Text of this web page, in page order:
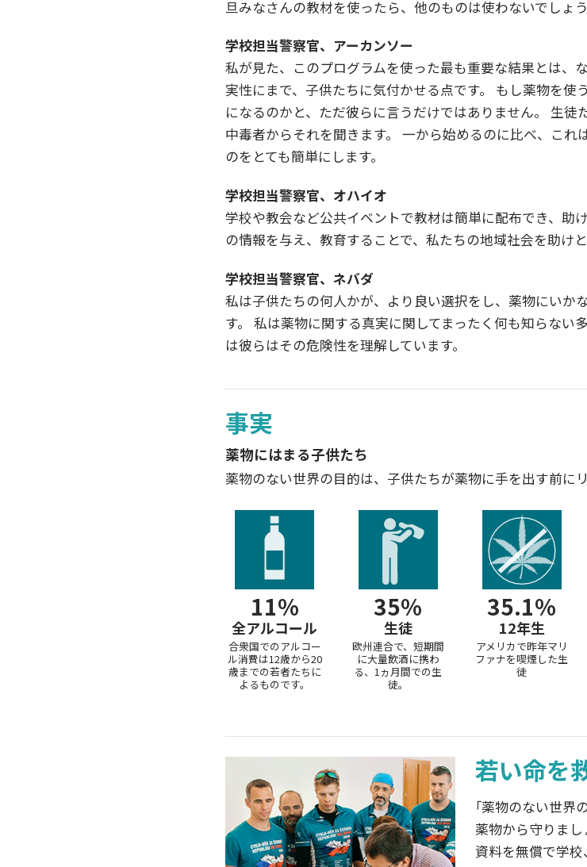
旦みなさんの教材を使ったら、他のものは使わないでしょう
学校担当警察官、アーカンソー
私が見た、このプログラムを使った最も重要な結果とは、
実性にまで、子供たちに気付かせる点です。 もし薬物を使
になるのかと、ただ彼らに言うだけではありません。 生
中毒者からそれを聞きます。 一から始めるのに比べ、こ
のをとても簡単にします。
学校担当警察官、オハイオ
学校や教会など公共イベントで教材は簡単に配布でき、助
の情報を与え、教育することで、私たちの地域社会を助けと
学校担当警察官、ネバダ
私は子供たちの何人かが、より良い選択をし、薬物にいか
す。 私は薬物に関する真実に関してまったく何も知らない
は彼らはその危険性を理解しています。
事実
薬物にはまる子供たち
薬物のない世界の目的は、子供たちが薬物に手を出す前に
11%
全アルコール
合衆国でのアルコー
ル消費は12歳から20
歳までの若者たちに
よるものです。
35%
生徒
欧州連合で、短期間
に大量飲酒に携わ
る、1ヵ月間での生
徒。
35.1%
12年生
アメリカで昨年マリ
ファナを喫煙した生
徒
若い命を
｢薬物のない世界
薬物から守りま
資料を無償で学